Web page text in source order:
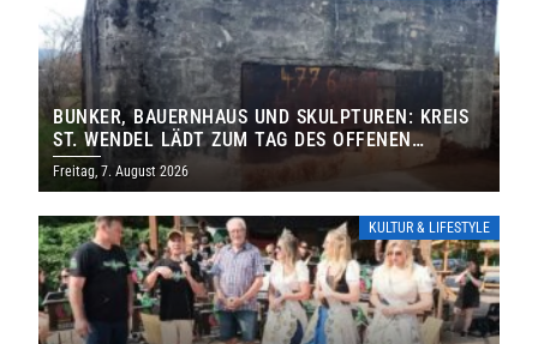
BUNKER, BAUERNHAUS UND SKULPTUREN: KREIS
ST. WENDEL LÄDT ZUM TAG DES OFFENEN
DENKMALS EIN
Freitag, 7. August 2026
KULTUR & LIFESTYLE